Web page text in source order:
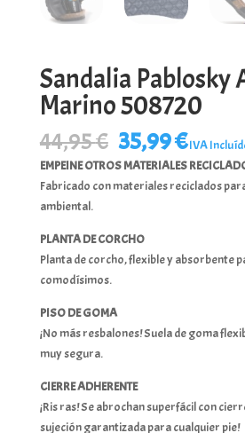
Sandalia Pablosky
Marino 508720
44,95€ El
precio
original
35,99€El
precio
actual
IVA
EMPEINE OTROS MATERIALES
Fabricado con materiales reciclados
ambiental.
PLANTA DE CORCHO
Planta de corcho, flexible y absorbente
comodísimos.
PISO DE GOMA
¡No más resbalones! Suela de goma
muy segura.
CIERRE ADHERENTE
¡Ris ras! Se abrochan superfácil con
sujeción garantizada para cualquier pie!